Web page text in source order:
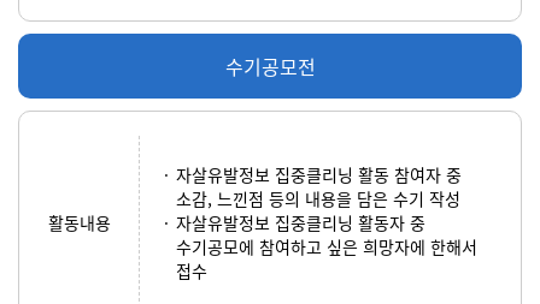
수기공모전
활동내용
자살유발정보 집중클리닝 활동 참여자 중
소감, 느낀점 등의 내용을 담은 수기 작성
자살유발정보 집중클리닝 활동자 중
수기공모에 참여하고 싶은 희망자에 한해서
접수